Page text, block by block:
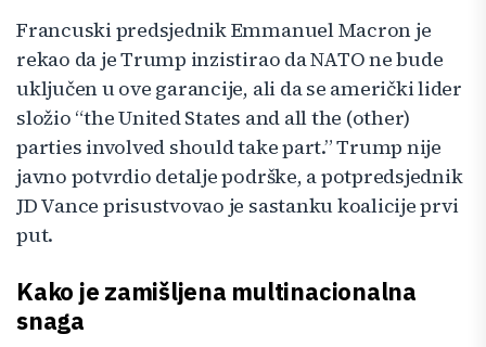
Francuski predsjednik Emmanuel Macron je
rekao da je Trump inzistirao da NATO ne bude
uključen u ove garancije, ali da se američki lider
složio “the United States and all the (other)
parties involved should take part.” Trump nije
javno potvrdio detalje podrške, a potpredsjednik
JD Vance prisustvovao je sastanku koalicije prvi
put.
Kako je zamišljena multinacionalna
snaga